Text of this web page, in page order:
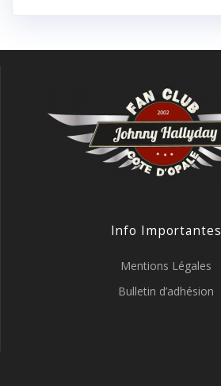
Info Importantes
Mentions Légales
Bulletin d’adhésion